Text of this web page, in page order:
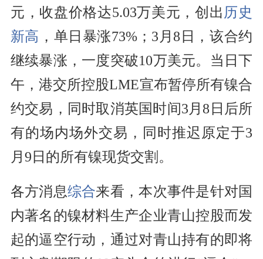
元，收盘价格达5.03万美元，创出历史
新高 ，单日暴涨73%；3月8日，该合约
继续暴涨，一度突破10万美元。当日下
午，港交所控股LME宣布暂停所有镍合
约交易，同时取消英国时间3月8日后所
有的场内场外交易，同时推迟原定于3
月9日的所有镍现货交割。
各方消息综合来看，本次事件是针对国
内著名的镍材料生产企业青山控股而发
起的逼空行动，通过对青山持有的即将